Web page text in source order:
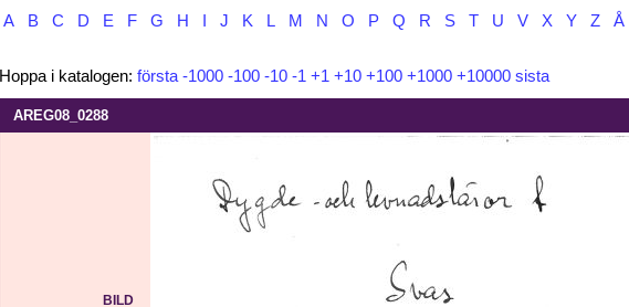
A B C D E F G H J K L M N O P Q R S T U V X Y Z Å
Hoppa i katalogen: första -1000 -100 -10 -1 +1 +10 +100 +1000 +10000 sista
AREG08_0288
BILD